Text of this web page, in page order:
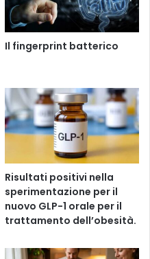
Il fingerprint batterico
Risultati positivi nella
sperimentazione per il
nuovo GLP-1 orale per il
trattamento dell’obesità.